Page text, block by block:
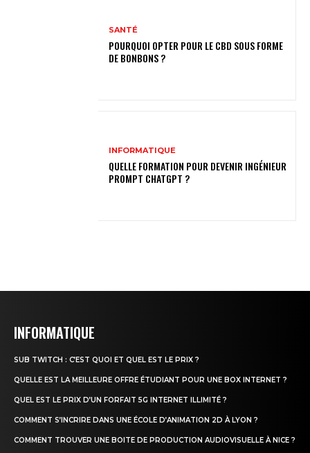
SANTÉ
POURQUOI OPTER POUR LE CBD SOUS FORME
DE BONBONS ?
INFORMATIQUE
QUELLE FORMATION POUR DEVENIR INGÉNIEUR
PROMPT CHATGPT ?
INFORMATIQUE
SUB TWITCH : C’EST QUOI ET QUEL EST LE PRIX ?
QUELLE EST LA MEILLEURE OFFRE ÉTUDIANT POUR UNE BOX INTERNET ?
QUEL EST LE PRIX D’UN FORFAIT 5G INTERNET ILLIMITÉ ?
COMMENT S’INCRIRE DANS UNE ÉCOLE D’ANIMATION 2D À LYON ?
COMMENT TROUVER UNE BOITE DE PRODUCTION AUDIOVISUELLE À NICE ?